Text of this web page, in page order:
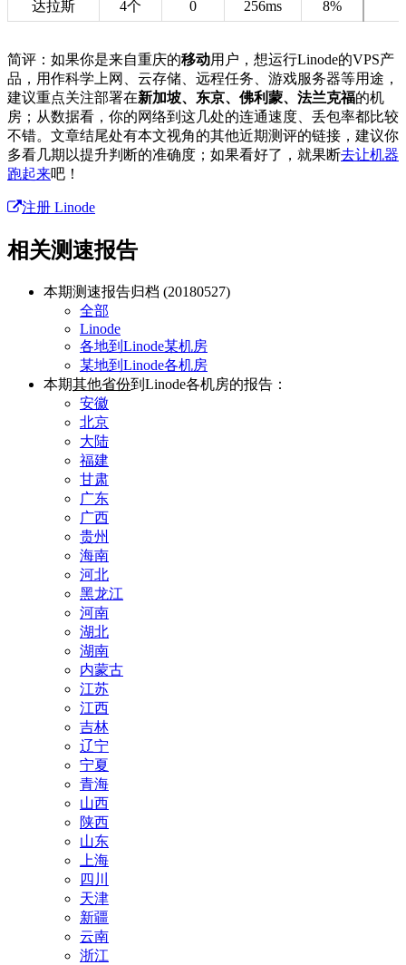
达拉斯 4个 0 256ms 8%
简评：如果你是来自重庆的移动用户，想运行Linode的VPS产
品，用作科学上网、云存储、远程任务、游戏服务器等用途，
建议重点关注部署在新加坡、东京、佛利蒙、法兰克福的机
房；从数据看，你的网络到这几处的连通速度、丢包率都比较
不错。文章结尾处有本文视角的其他近期测评的链接，建议你
多看几期以提升判断的准确度；如果看好了，就果断去让机器
跑起来吧！
注册 Linode
相关测速报告
本期测速报告归档 (20180527)
全部
Linode
各地到Linode某机房
某地到Linode各机房
本期其他省份到Linode各机房的报告：
安徽
北京
大陆
福建
甘肃
广东
广西
贵州
海南
河北
黑龙江
河南
湖北
湖南
内蒙古
江苏
江西
吉林
辽宁
宁夏
青海
山西
陕西
山东
上海
四川
天津
新疆
云南
浙江